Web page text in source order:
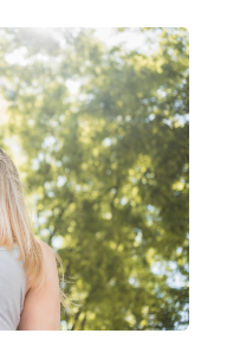
gratis